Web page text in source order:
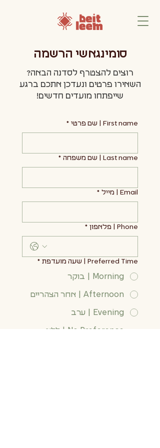
סומינגאשי הרשמה
רוצים להצטרף לסדנה הבאה?
השאירו פרטים ונעדכן אתכם ברגע
שייפתחו מועדים חדשים!
First name | שם פרטי *
Last name | שם משפחה *
Email | מייל *
Phone | פלאפון *
Preferred Time | שעה מועדפת *
Morning | בוקר
Afternoon | אחר הצהריים
Evening | ערב
No Preference | ללא